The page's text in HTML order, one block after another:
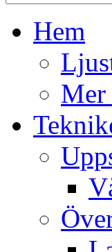
Hem